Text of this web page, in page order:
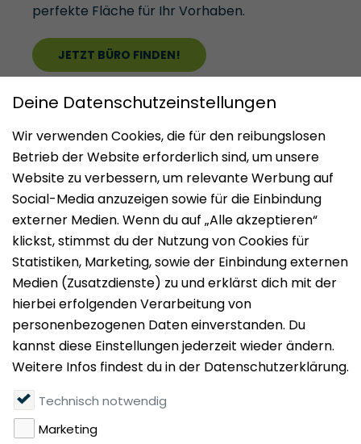
perfekte Fläche für Ihr Vorhaben.
JETZT BÜRO FINDEN!
Impressum
Datenschutz
Nutzungsbedingungen
Mieten
Vermieten
Über uns
Presse